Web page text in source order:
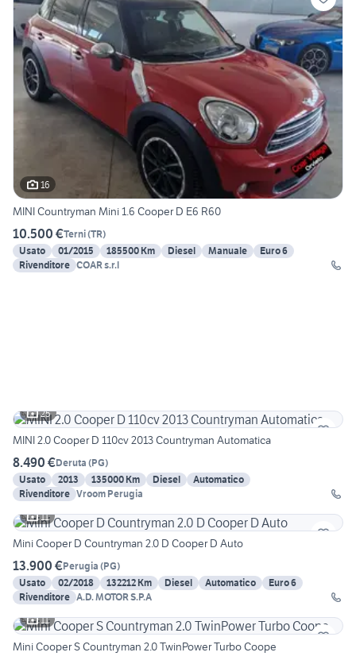
16
MINI Countryman Mini 1.6 Cooper D E6 R60
10.500 €Terni(TR)
Usato
01/2015 185500 Km Diesel Manuale
Euro 6
Rivenditore COAR s.r.l
25
MINI 2.0 Cooper D 110cv 2013 Countryman Automatica
8.490 €Deruta (PG)
Usato
2013 135000 Km Diesel
Automatico
Rivenditore Vroom Perugia
11
Mini Cooper D Countryman 2.0 D Cooper D Auto
13.900 €Perugia (PG)
Usato
02/2018 132212 Km Diesel Automatico
Euro 6
Rivenditore A.D. MOTOR S.P.A
11
Mini Cooper S Countryman 2.0 TwinPower Turbo Coope